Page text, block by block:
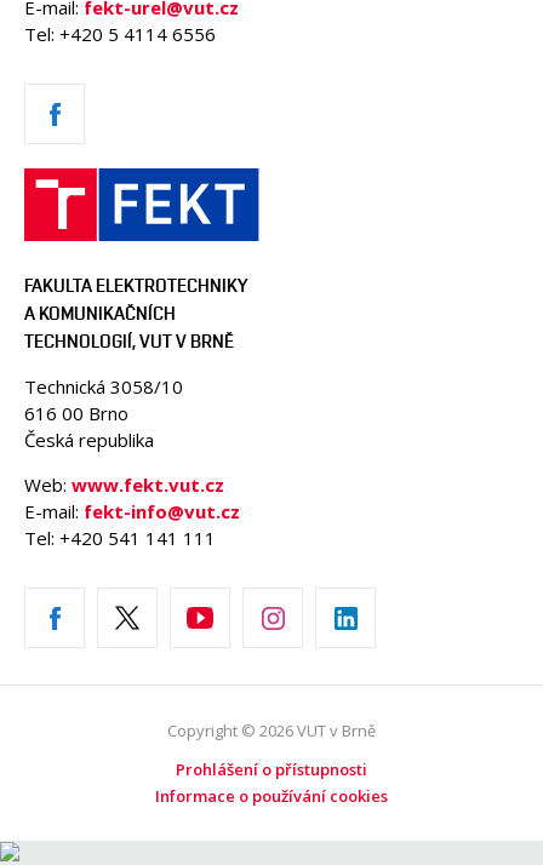
E-mail: fekt-urel@vut.cz
Tel: +420 5 4114 6556
FAKULTA ELEKTROTECHNIKY
A KOMUNIKAČNÍCH
TECHNOLOGIÍ, VUT V BRNĚ
Technická 3058/10
616 00 Brno
Česká republika
Web: www.fekt.vut.cz
E-mail: fekt-info@vut.cz
Tel: +420 541 141 111
Copyright © 2026 VUT v Brně
Prohlášení o přístupnosti
Informace o používání cookies